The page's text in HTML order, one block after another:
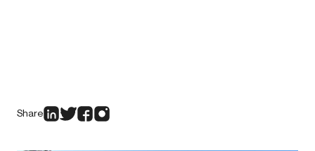
Share